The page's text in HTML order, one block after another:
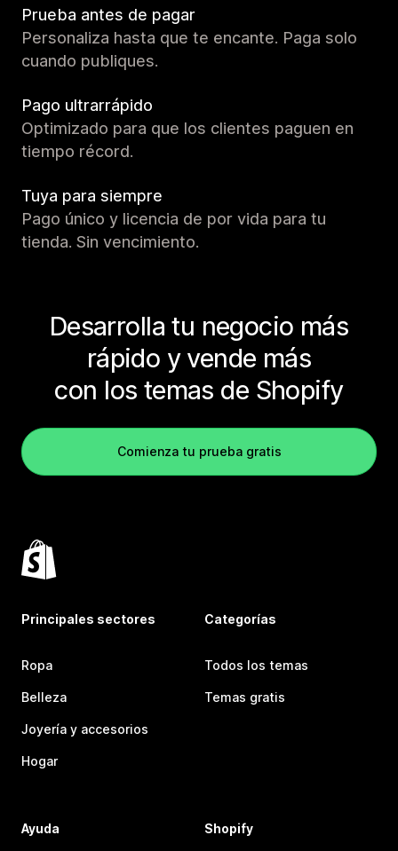
Prueba antes de pagar
Personaliza hasta que te encante. Paga solo
cuando publiques.
Pago ultrarrápido
Optimizado para que los clientes paguen en
tiempo récord.
Tuya para siempre
Pago único y licencia de por vida para tu
tienda. Sin vencimiento.
Desarrolla tu negocio más
rápido y vende más
con los temas de Shopify
Comienza tu prueba gratis
Principales sectores
Ropa
Belleza
Joyería y accesorios
Hogar
Categorías
Todos los temas
Temas gratis
Ayuda Shopify